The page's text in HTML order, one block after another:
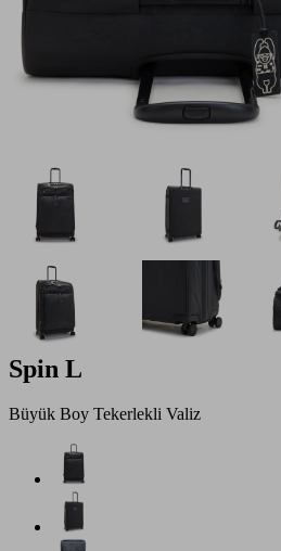
Spin L
Büyük Boy Tekerlekli Valiz